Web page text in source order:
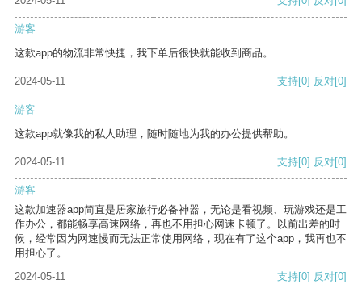
游客
这款app的物流非常快捷，我下单后很快就能收到商品。
2024-05-11 支持[0] 反对[0]
游客
这款app就像我的私人助理，随时随地为我的办公提供帮助。
2024-05-11 支持[0] 反对[0]
游客
这款加速器app简直是居家旅行必备神器，无论是看视频、玩游戏还是工
作办公，都能畅享高速网络，再也不用担心网速卡顿了。以前出差的时
候，经常因为网速慢而无法正常使用网络，现在有了这个app，我再也不
用担心了。
2024-05-11
支持[0] 反对[0]